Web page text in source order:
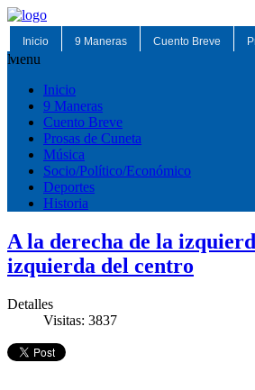
Inicio 9 Maneras Cuento Breve
Menu
Inicio
9 Maneras
Cuento Breve
Prosas de Cuneta
Música
Socio/Político/Económico
Deportes
Historia
A la derecha de la
izquierda del centro
Detalles
Visitas: 3837